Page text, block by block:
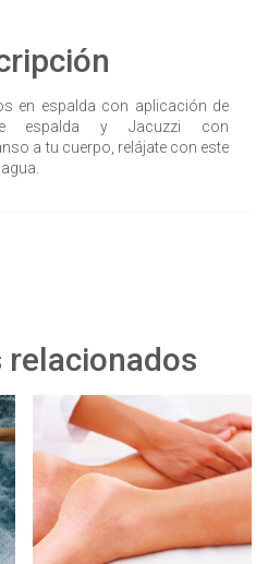
en espalda con aplicación de
espalda y Jacuzzi con
a tu cuerpo, relájate con este
relacionados